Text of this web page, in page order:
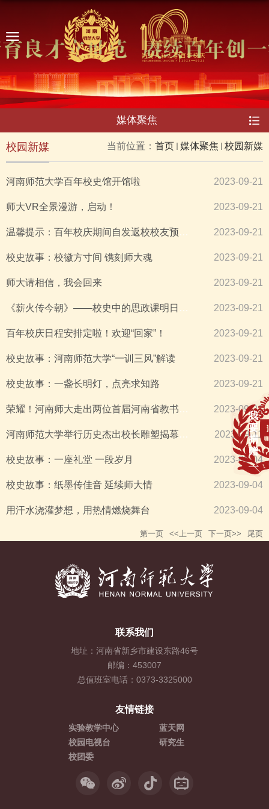
媒体聚焦
当前位置： 首页 媒体聚焦 校园新媒
校园新媒
河南师范大学百年校史馆开馆啦 2023-09-21
师大VR全景漫游，启动！ 2023-09-21
温馨提示：百年校庆期间自发返校校友预约说明 2023-09-21
校史故事：校徽方寸间 镌刻师大魂 2023-09-21
师大请相信，我会回来 2023-09-21
《薪火传今朝》——校史中的思政课明日上演 2023-09-21
百年校庆日程安排定啦！欢迎“回家”！ 2023-09-21
校史故事：河南师范大学“一训三风”解读 2023-09-21
校史故事：一盏长明灯，点亮求知路 2023-09-21
荣耀！河南师大走出两位首届河南省教书育人楷模！ 2023-09-21
河南师范大学举行历史杰出校长雕塑揭幕仪式 2023-09-11
校史故事：一座礼堂 一段岁月 2023-09-04
校史故事：纸墨传佳音 延续师大情 2023-09-04
用汗水浇灌梦想，用热情燃烧舞台 2023-09-04
第一页 <<上一页 下一页>> 尾页
联系我们
地址：河南省新乡市建设东路46号
邮编：453007
总值班室电话：0373-3325000
友情链接
实验教学中心
蓝天网
校园电视台
研究生
校团委